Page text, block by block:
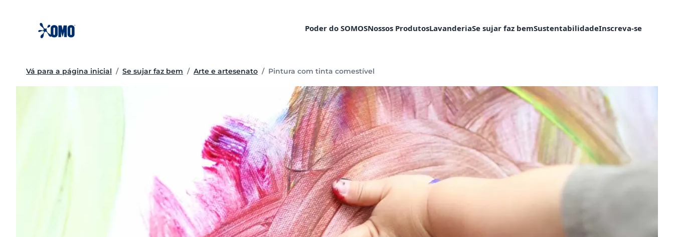
Poder do SOMOSNossos ProdutosLavanderiaSe sujar faz bemSustentabilidadeInscreva-se
Vá para a página inicial / Se sujar faz bem / Arte e artesenato / Página atual:
Pintura com tinta comestível